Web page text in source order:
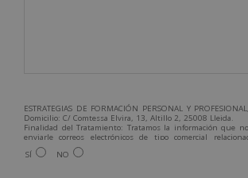
ESTRATEGIAS DE FORMACIÓN PERSONAL Y
Domicilio: C/ Comtessa Elvira, 13, Altillo 2, 25008 Lleida.
Finalidad del Tratamiento: Tratamos la información que
enviarle correos electrónicos de tipo comercial
ofrecidos y otros tipo de productos que fueran de su interés.
Legitimación del tratamiento: Consentimiento del interesado.
SÍ NO